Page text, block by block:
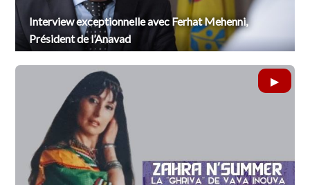
Interview exceptionnelle avec Ferhat Mehenni,
Président de l’Anavad